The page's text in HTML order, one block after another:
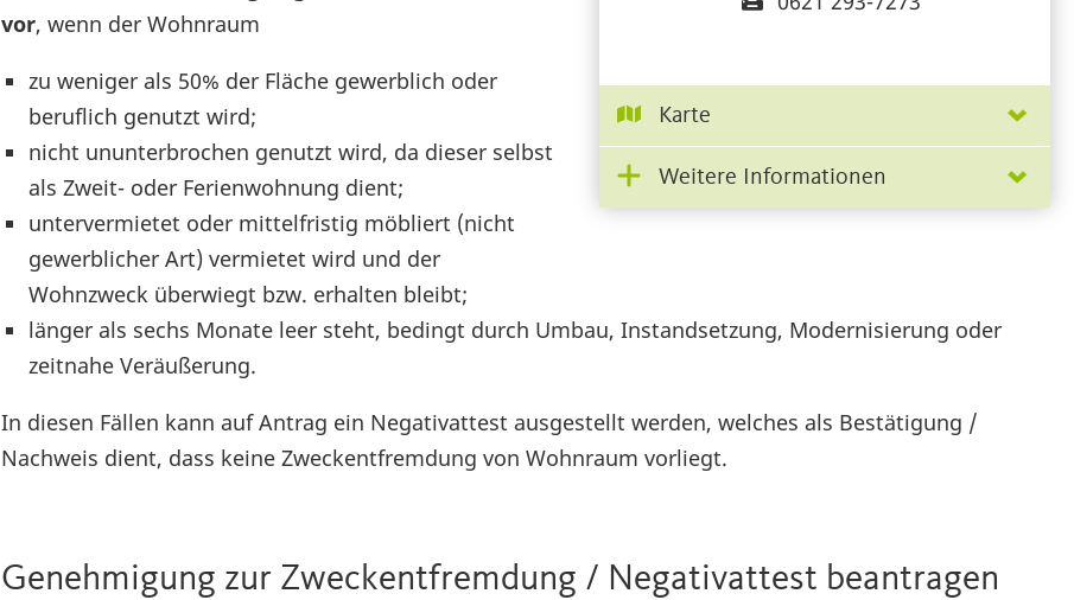
Karte
Weitere Informationen
vor, wenn der Wohnraum
zu weniger als 50% der Fläche gewerblich oder
beruflich genutzt wird;
nicht ununterbrochen genutzt wird, da dieser selbst
als Zweit- oder Ferienwohnung dient;
untervermietet oder mittelfristig möbliert (nicht
gewerblicher Art) vermietet wird und der
Wohnzweck überwiegt bzw. erhalten bleibt;
länger als sechs Monate leer steht, bedingt durch Umbau, Instandsetzung, Modernisierung oder
zeitnahe Veräußerung.
In diesen Fällen kann auf Antrag ein Negativattest ausgestellt werden, welches als Bestätigung /
Nachweis dient, dass keine Zweckentfremdung von Wohnraum vorliegt.
Genehmigung zur Zweckentfremdung / Negativattest beantragen